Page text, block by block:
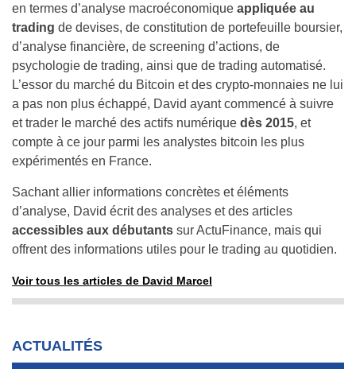
en termes d’analyse macroéconomique appliquée au
trading de devises, de constitution de portefeuille boursier,
d’analyse financière, de screening d’actions, de
psychologie de trading, ainsi que de trading automatisé.
L’essor du marché du Bitcoin et des crypto-monnaies ne lui
a pas non plus échappé, David ayant commencé à suivre
et trader le marché des actifs numérique dès 2015, et
compte à ce jour parmi les analystes bitcoin les plus
expérimentés en France.
Sachant allier informations concrètes et éléments
d’analyse, David écrit des analyses et des articles
accessibles aux débutants sur ActuFinance, mais qui
offrent des informations utiles pour le trading au quotidien.
Voir tous les articles de David Marcel
ACTUALITÉS